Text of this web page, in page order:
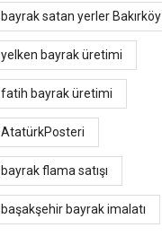
bayrak satan yerler Bakırköy
yelken bayrak üretimi
fatih bayrak üretimi
AtatürkPosteri
bayrak flama satışı
başakşehir bayrak imalatı